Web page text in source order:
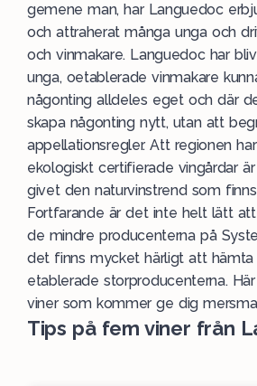
gemene man, har Languedoc
och attraherat många unga och
och vinmakare. Languedoc har
unga, oetablerade vinmakare
någonting alldeles eget och där
skapa någonting nytt, utan att
appellationsregler. Att regionen
ekologiskt certifierade vingårdar
givet den naturvinstrend som
Fortfarande är det inte helt lätt
de mindre producenterna på
det finns mycket härligt att hämta
etablerade storproducenterna.
viner som kommer ge dig
Tips på fem viner från